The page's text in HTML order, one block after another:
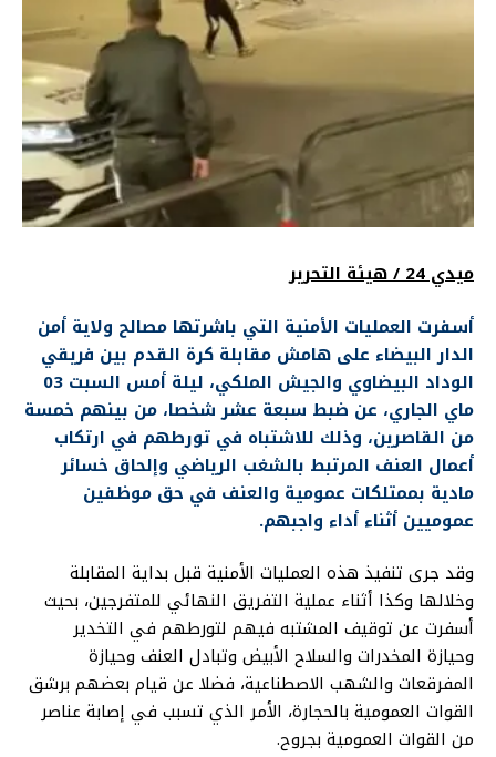
ميدي 24 / هيئة التحرير
أسفرت العمليات الأمنية التي باشرتها مصالح ولاية أمن
الدار البيضاء على هامش مقابلة كرة القدم بين فريقي
الوداد البيضاوي والجيش الملكي، ليلة أمس السبت 03
ماي الجاري، عن ضبط سبعة عشر شخصا، من بينهم خمسة
من القاصرين، وذلك للاشتباه في تورطهم في ارتكاب
أعمال العنف المرتبط بالشغب الرياضي وإلحاق خسائر
مادية بممتلكات عمومية والعنف في حق موظفين
عموميين أثناء أداء واجبهم.
وقد جرى تنفيذ هذه العمليات الأمنية قبل بداية المقابلة
وخلالها وكذا أثناء عملية التفريق النهائي للمتفرجين، بحيث
أسفرت عن توقيف المشتبه فيهم لتورطهم في التخدير
وحيازة المخدرات والسلاح الأبيض وتبادل العنف وحيازة
المفرقعات والشهب الاصطناعية، فضلا عن قيام بعضهم برشق
القوات العمومية بالحجارة، الأمر الذي تسبب في إصابة عناصر
من القوات العمومية بجروح.